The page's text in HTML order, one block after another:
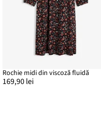
Rochie midi din viscoză fluidă
169,90 lei